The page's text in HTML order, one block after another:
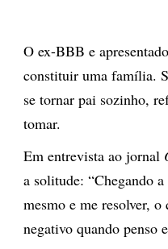
O ex-BBB e
constituir uma família.
se tornar pai sozinho,
tomar.
Em entrevista ao jornal
a solitude: “Chegando
mesmo e me resolver,
negativo quando penso